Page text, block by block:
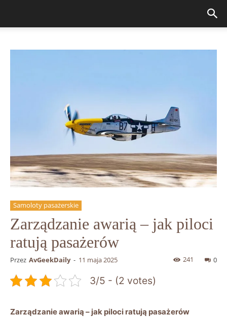
Samoloty pasażerskie
Zarządzanie awarią – jak piloci
ratują pasażerów
Przez AvGeekDaily - 11 maja 2025 0
241
3/5 - (2 votes)
Zarządzanie awarią – jak piloci ⁣ratują ‌pasażerów